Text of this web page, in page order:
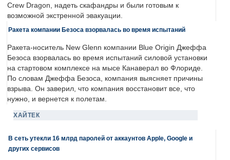
Crew Dragon, надеть скафандры и были готовым к
возможной экстренной эвакуации.
Ракета компании Безоса взорвалась во время испытаний
Ракета-носитель New Glenn компании Blue Origin Джеффа
Безоса взорвалась во время испытаний силовой установки
на стартовом комплексе на мысе Канаверал во Флориде.
По словам Джеффа Безоса, компания выясняет причины
взрыва. Он заверил, что компания восстановит все, что
нужно, и вернется к полетам.
ХАЙТЕК
В сеть утекли 16 млрд паролей от аккаунтов Apple, Google и
других сервисов